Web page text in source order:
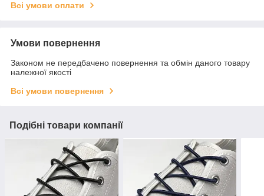
Всі умови оплати
Умови повернення
Законом не передбачено повернення та обмін даного товару
належної якості
Всі умови повернення
Подібні товари компанії